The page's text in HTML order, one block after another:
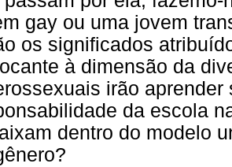
gay ou uma jovem
os significados
à dimensão da
irão
da escola
dentro do modelo